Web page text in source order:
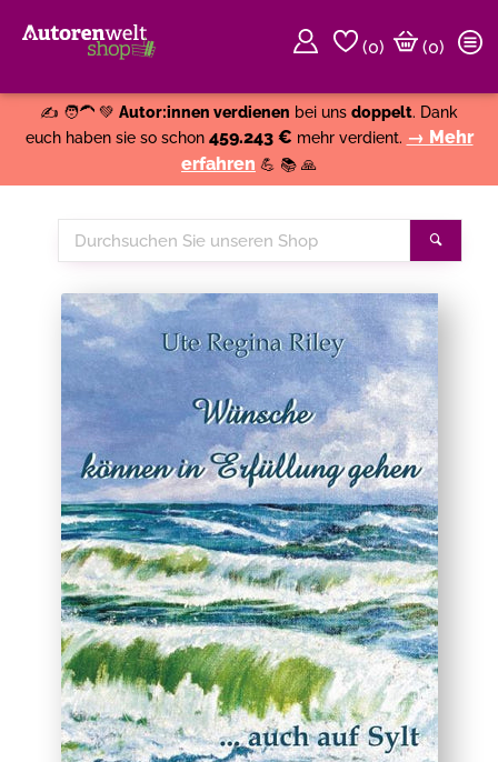
(0)
(0)
✍️ 🧑‍🦱 💚 Autor:innen verdienen bei uns doppelt. Dank
euch haben sie so schon 459.243 € mehr verdient. → Mehr
erfahren 💪 📚 🙏
Durchsuchen
Sie
Shop